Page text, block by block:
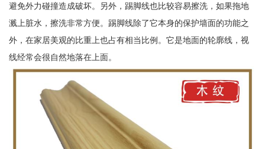
避免外力碰撞造成破坏。另外，踢脚线也比较容易擦洗，如果拖地
溅上脏水，擦洗非常方便。踢脚线除了它本身的保护墙面的功能之
外，在家居美观的比重上也占有相当比例。它是地面的轮廓线，视
线经常会很自然地落在上面。